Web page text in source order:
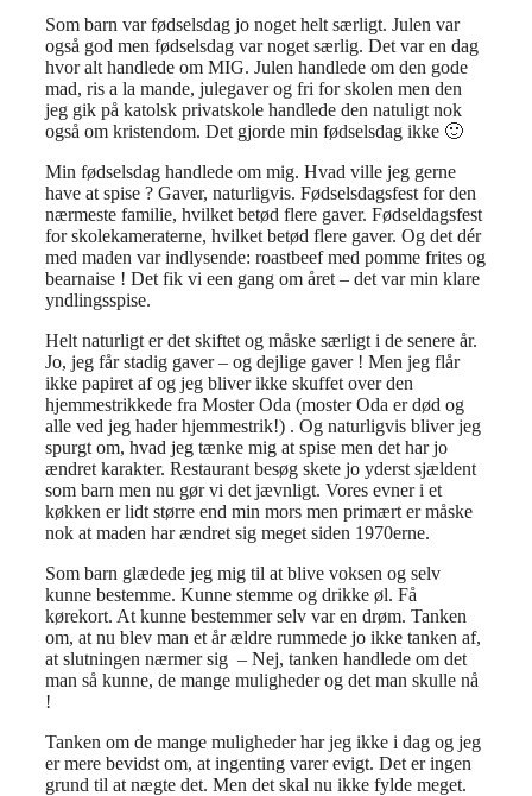
Som barn var fødselsdag jo noget helt særligt. Julen var
også god men fødselsdag var noget særlig. Det var en dag
hvor alt handlede om MIG. Julen handlede om den gode
mad, ris a la mande, julegaver og fri for skolen men den
jeg gik på katolsk privatskole handlede den natuligt nok
også om kristendom. Det gjorde min fødselsdag ikke 🙂
Min fødselsdag handlede om mig. Hvad ville jeg gerne
have at spise ? Gaver, naturligvis. Fødselsdagsfest for den
nærmeste familie, hvilket betød flere gaver. Fødseldagsfest
for skolekameraterne, hvilket betød flere gaver. Og det dér
med maden var indlysende: roastbeef med pomme frites og
bearnaise ! Det fik vi een gang om året – det var min klare
yndlingsspise.
Helt naturligt er det skiftet og måske særligt i de senere år.
Jo, jeg får stadig gaver – og dejlige gaver ! Men jeg flår
ikke papiret af og jeg bliver ikke skuffet over den
hjemmestrikkede fra Moster Oda (moster Oda er død og
alle ved jeg hader hjemmestrik!) . Og naturligvis bliver jeg
spurgt om, hvad jeg tænke mig at spise men det har jo
ændret karakter. Restaurant besøg skete jo yderst sjældent
som barn men nu gør vi det jævnligt. Vores evner i et
køkken er lidt større end min mors men primært er måske
nok at maden har ændret sig meget siden 1970erne.
Som barn glædede jeg mig til at blive voksen og selv
kunne bestemme. Kunne stemme og drikke øl. Få
kørekort. At kunne bestemmer selv var en drøm. Tanken
om, at nu blev man et år ældre rummede jo ikke tanken af,
at slutningen nærmer sig – Nej, tanken handlede om det
man så kunne, de mange muligheder og det man skulle nå
!
Tanken om de mange muligheder har jeg ikke i dag og jeg
er mere bevidst om, at ingenting varer evigt. Det er ingen
grund til at nægte det. Men det skal nu ikke fylde meget.